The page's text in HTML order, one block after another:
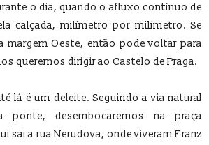
o dia, quando o afluxo contínuo de
calçada, milímetro por milímetro. Se
margem Oeste, então pode voltar para
queremos dirigir ao Castelo de Praga.
lá é um deleite. Seguindo a via natural
desembocaremos na praça
sai a rua Nerudova, onde viveram Franz